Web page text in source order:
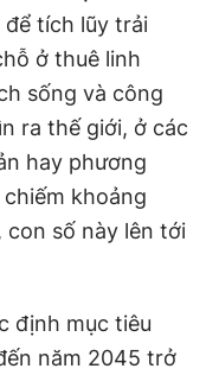
tích lũy trải
ở thuê linh
sống và công
ra thế giới, ở các
hay phương
khoảng
con số này lên tới
định mục tiêu
năm 2045 trở